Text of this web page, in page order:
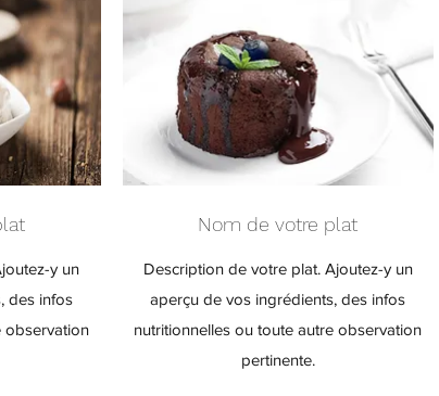
y un
des infos
observation
Nom de votre plat
Description de votre plat. Ajoutez-y un
aperçu de vos ingrédients, des infos
nutritionnelles ou toute autre observation
pertinente.